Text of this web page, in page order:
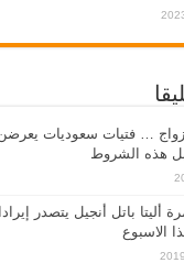
… فتيات سعوديات
هذه الشروط
فيلم المغامرة أليتا‭ ‬باتل أنجيل
الاسبوع